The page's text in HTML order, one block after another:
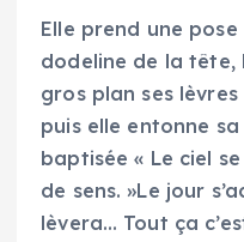
Elle prend une pose
dodeline de la tête,
gros plan ses
puis elle entonne
baptisée « Le ciel
de sens. »Le jour
lèvera… Tout ça